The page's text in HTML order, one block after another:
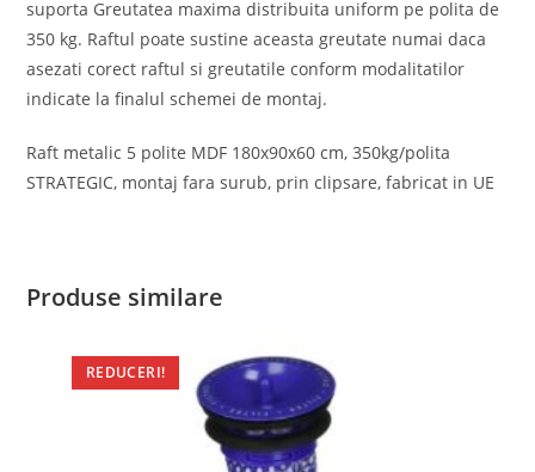
suporta Greutatea maxima distribuita uniform pe polita de
350 kg. Raftul poate sustine aceasta greutate numai daca
asezati corect raftul si greutatile conform modalitatilor
indicate la finalul schemei de montaj.
Raft metalic 5 polite MDF 180x90x60 cm, 350kg/polita
STRATEGIC, montaj fara surub, prin clipsare, fabricat in UE
Produse similare
REDUCERI!